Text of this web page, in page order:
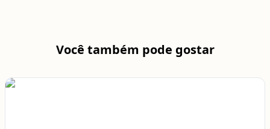
Você também pode gostar